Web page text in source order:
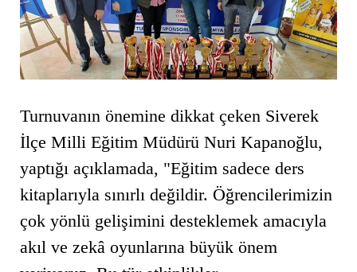
Turnuvanın önemine dikkat çeken Siverek
İlçe Milli Eğitim Müdürü Nuri Kapanoğlu,
yaptığı açıklamada, "Eğitim sadece ders
kitaplarıyla sınırlı değildir. Öğrencilerimizin
çok yönlü gelişimini desteklemek amacıyla
akıl ve zekâ oyunlarına büyük önem